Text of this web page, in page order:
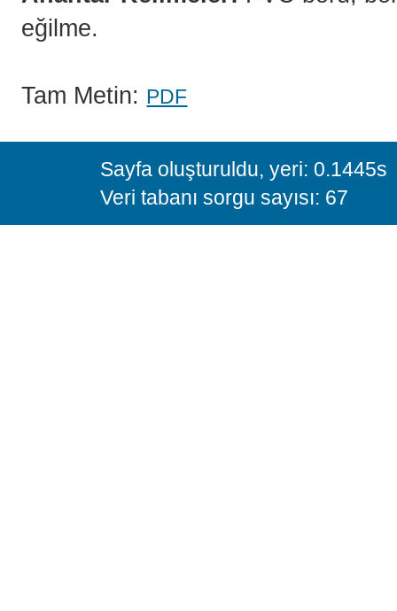
eğilme.
Tam Metin: PDF
Sayfa oluşturuldu, yeri: 0.1445s
Veri tabanı sorgu sayısı: 67